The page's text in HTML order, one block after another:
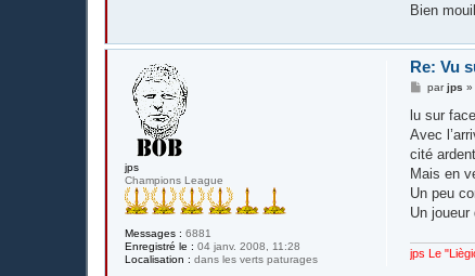
Bien
jps
Champions League
Messages : 6881
Enregistré le : 04 janv. 2008, 11:28
Localisation : dans les verts paturages
Re: Vu
M
s
a
g
parjps
lu sur
Avec
cité
Mais en
Un peu
Un
jps Le